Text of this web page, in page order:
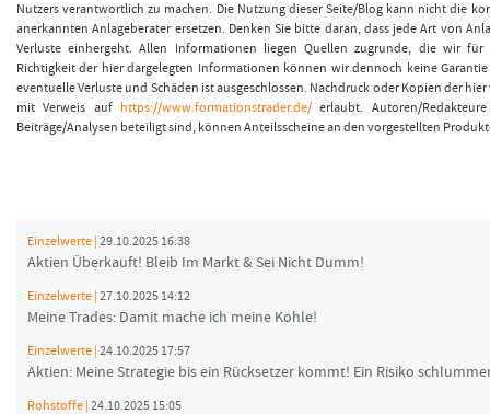
Nutzers verantwortlich zu machen. Die Nutzung dieser Seite/Blog kann nicht die
anerkannten Anlageberater ersetzen. Denken Sie bitte daran, dass jede Art von
Verluste einhergeht. Allen Informationen liegen Quellen zugrunde, die wir für
Richtigkeit der hier dargelegten Informationen können wir dennoch keine
eventuelle Verluste und Schäden ist ausgeschlossen. Nachdruck oder Kopien der
mit Verweis auf https://www.formationstrader.de/erlaubt. Autoren/
Beiträge/Analysen beteiligt sind, können Anteilsscheine an den vorgestellten
Einzelwerte | 29.10.2025 16:38
Aktien Überkauft! Bleib Im Markt & Sei Nicht Dumm!
Einzelwerte | 27.10.2025 14:12
Meine Trades: Damit mache ich meine Kohle!
Einzelwerte | 24.10.2025 17:57
Aktien: Meine Strategie bis ein Rücksetzer kommt! Ein Risiko
Rohstoffe | 24.10.2025 15:05